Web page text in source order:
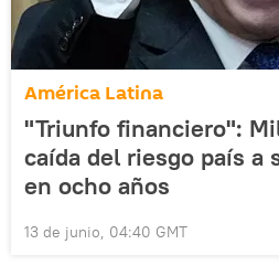
América Latina
"Triunfo financiero":
caída del riesgo país a
en ocho años
13 de junio, 04:40 GMT